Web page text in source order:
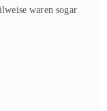
waren sogar